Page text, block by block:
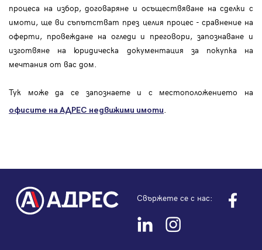
процеса на избор, договаряне и осъществяване на сделки с
имоти, ще ви съпътстват през целия процес - сравнение на
оферти, провеждане на огледи и преговори, запознаване и
изготвяне на юридическа документация за покупка на
мечтания от вас дом.
Тук може да се запознаете и с местоположението на
офисите на АДРЕС недвижими имоти
Свържете се с нас: